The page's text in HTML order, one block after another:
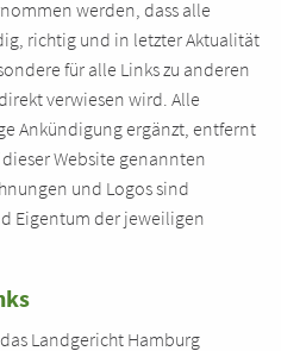
werden, dass alle
richtig und in letzter Aktualität
für alle Links zu anderen
verwiesen wird. Alle
Ankündigung ergänzt, entfernt
Website genannten
und Logos sind
Eigentum der jeweiligen
Landgericht Hamburg